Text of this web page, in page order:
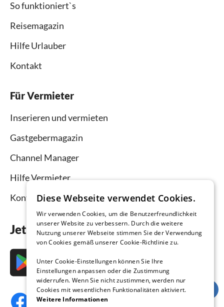
So funktioniert`s
Reisemagazin
Hilfe Urlauber
Kontakt
Für Vermieter
Inserieren und vermieten
Gastgebermagazin
Channel Manager
Hilfe Vermieter
Kontakt
Jetzt die App downloaden
Diese Webseite verwendet Cookies.
Wir verwenden Cookies, um die Benutzerfreundlichkeit
unserer Website zu verbessern. Durch die weitere
Nutzung unserer Webseite stimmen Sie der Verwendung
von Cookies gemäß unserer Cookie-Richtlinie zu.
Unter Cookie-Einstellungen können Sie Ihre
Einstellungen anpassen oder die Zustimmung
widerrufen. Wenn Sie nicht zustimmen, werden nur
Cookies mit wesentlichen Funktionalitäten aktiviert.
Weitere Informationen